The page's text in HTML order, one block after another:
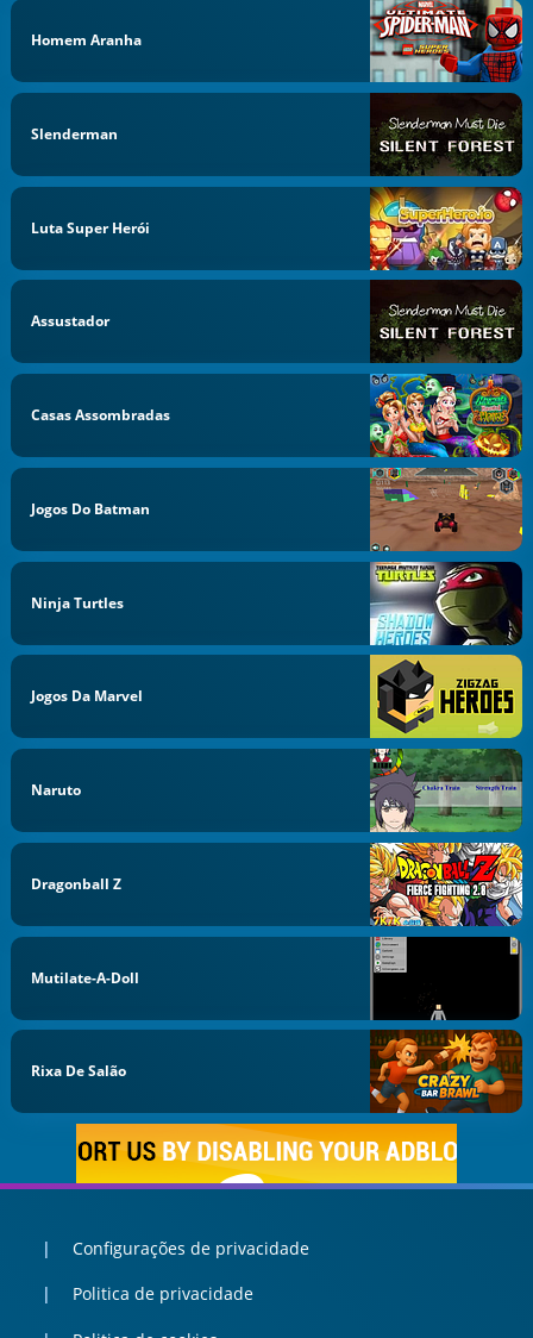
Homem Aranha
Slenderman
Luta Super Herói
Assustador
Casas Assombradas
Jogos Do Batman
Ninja Turtles
Jogos Da Marvel
Naruto
Dragonball Z
Mutilate-A-Doll
Rixa De Salão
Configurações de privacidade
Politica de privacidade